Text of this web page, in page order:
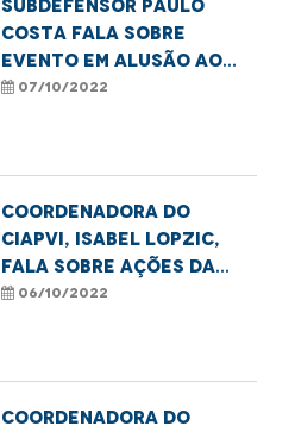
Subdefensor Paulo
Costa fala sobre
evento em alusão ao
Dia Nacional do Idoso
07/10/2022
Coordenadora do
Ciapvi, Isabel Lopzic,
fala sobre ações da
Semana do Idoso
06/10/2022
Coordenadora do